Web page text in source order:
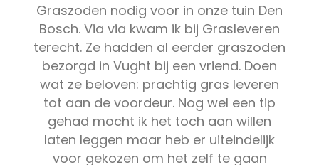
Graszoden nodig voor in onze tuin Den
Bosch. Via via kwam ik bij Grasleveren
terecht. Ze hadden al eerder graszoden
bezorgd in Vught bij een vriend. Doen
wat ze beloven: prachtig gras leveren
tot aan de voordeur. Nog wel een tip
gehad mocht ik het toch aan willen
laten leggen maar heb er uiteindelijk
voor gekozen om het zelf te gaan